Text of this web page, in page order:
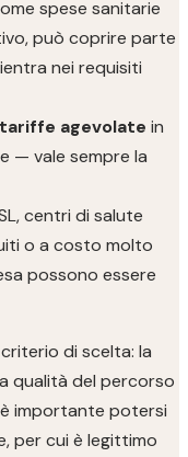
spese sanitarie
può coprire parte
nei requisiti
tariffe agevolate in
— vale sempre la
centri di salute
o a costo molto
possono essere
di scelta: la
qualità del percorso
importante potersi
per cui è legittimo